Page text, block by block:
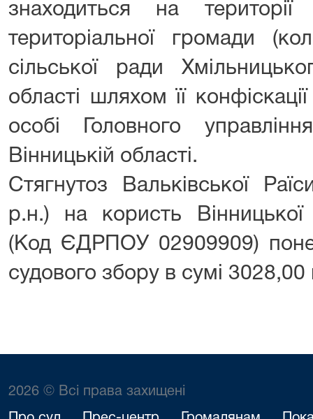
знаходиться на території
територіальної громади
сільської ради
області шляхом її
особі Головного
Вінницькій області.
Стягнутоз Вальківської
р.н.) на користь Вінницької
(Код ЄДРПОУ 02909909)
судового збору в сумі 3028,00
2026 © Всі права захищені